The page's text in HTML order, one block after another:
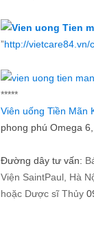
”http://
*****
Viên uống Tiền Mãn
phong phú Omega
Đường dây tư vấn:
Viện SaintPaul, Hà
hoặc Dược sĩ Thủy